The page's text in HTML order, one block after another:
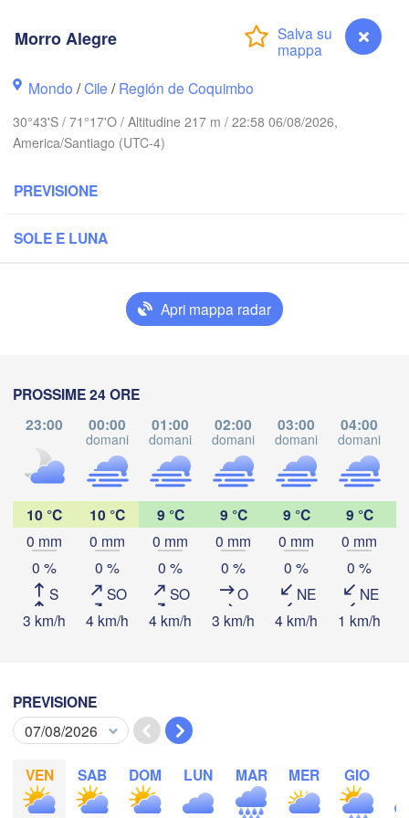
Morro Alegre
Mondo /Cile /Región de Coquimbo
30°43'S / 71°17'O / Altitudine 217 m / 22:58 06/08/2026,
America/Santiago (UTC-4)
PREVISIONE
SOLE E LUNA
Apri mappa radar
PROSSIME 24 ORE
23:00
00:00
domani
01:00
domani
02:00
domani
03:00
domani
04:00
domani
10 °C
0 mm
0 %
S
3 km/h
10 °C
0 mm
0 %
SO
4 km/h
9 °C
0 mm
0 %
SO
4 km/h
9 °C
0 mm
0 %
O
3 km/h
9 °C
0 mm
0 %
NE
4 km/h
9 °C
0 mm
0 %
NE
1 km/h
PREVISIONE
VEN SAB DOM LUN MAR MER GIO
Temperatura
ma
04 ago
me
05 ago
gi
06 ago 07 ago
:00 01:00 02:00 03:00 04 05 :00
Scarica app
San Juan
Santiago
Talca
Concepción
Neuquén
Temuco
Mendoza
San Rafael
CILE